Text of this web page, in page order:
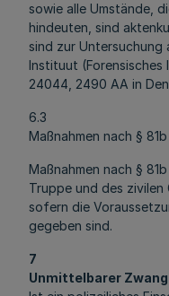
sowie alle Umstände,
hindeuten, sind
sind zur Untersuchung
Instituut
24044, 2490 AA in
6.3
Maßnahmen nach §
Maßnahmen nach §
Truppe und des zivilen
sofern die
gegeben sind.
7
Unmittelbarer Zwang